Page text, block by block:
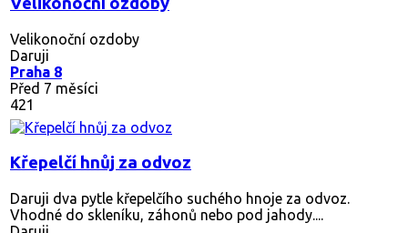
Velikonoční ozdoby
Daruji
Praha 8
Před 7 měsíci
421
Křepelčí hnůj za odvoz
Daruji dva pytle křepelčího suchého hnoje za odvoz.
Vhodné do skleníku, záhonů nebo pod jahody....